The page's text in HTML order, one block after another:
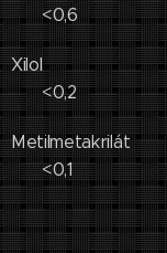
<0,6
<0,2
<0,1